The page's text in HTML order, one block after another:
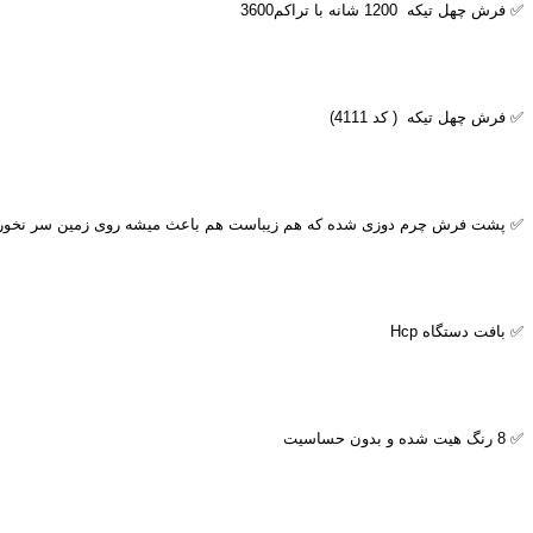
✅ فرش چهل تیکه 1200 شانه با تراکم3600
✅ فرش چهل تیکه ( کد 4111)
✅ پشت فرش چرم دوزی شده که هم زیباست هم باعث میشه روی زمین سر
✅ بافت دستگاه Hcp
✅ 8 رنگ هیت شده و بدون حساسیت